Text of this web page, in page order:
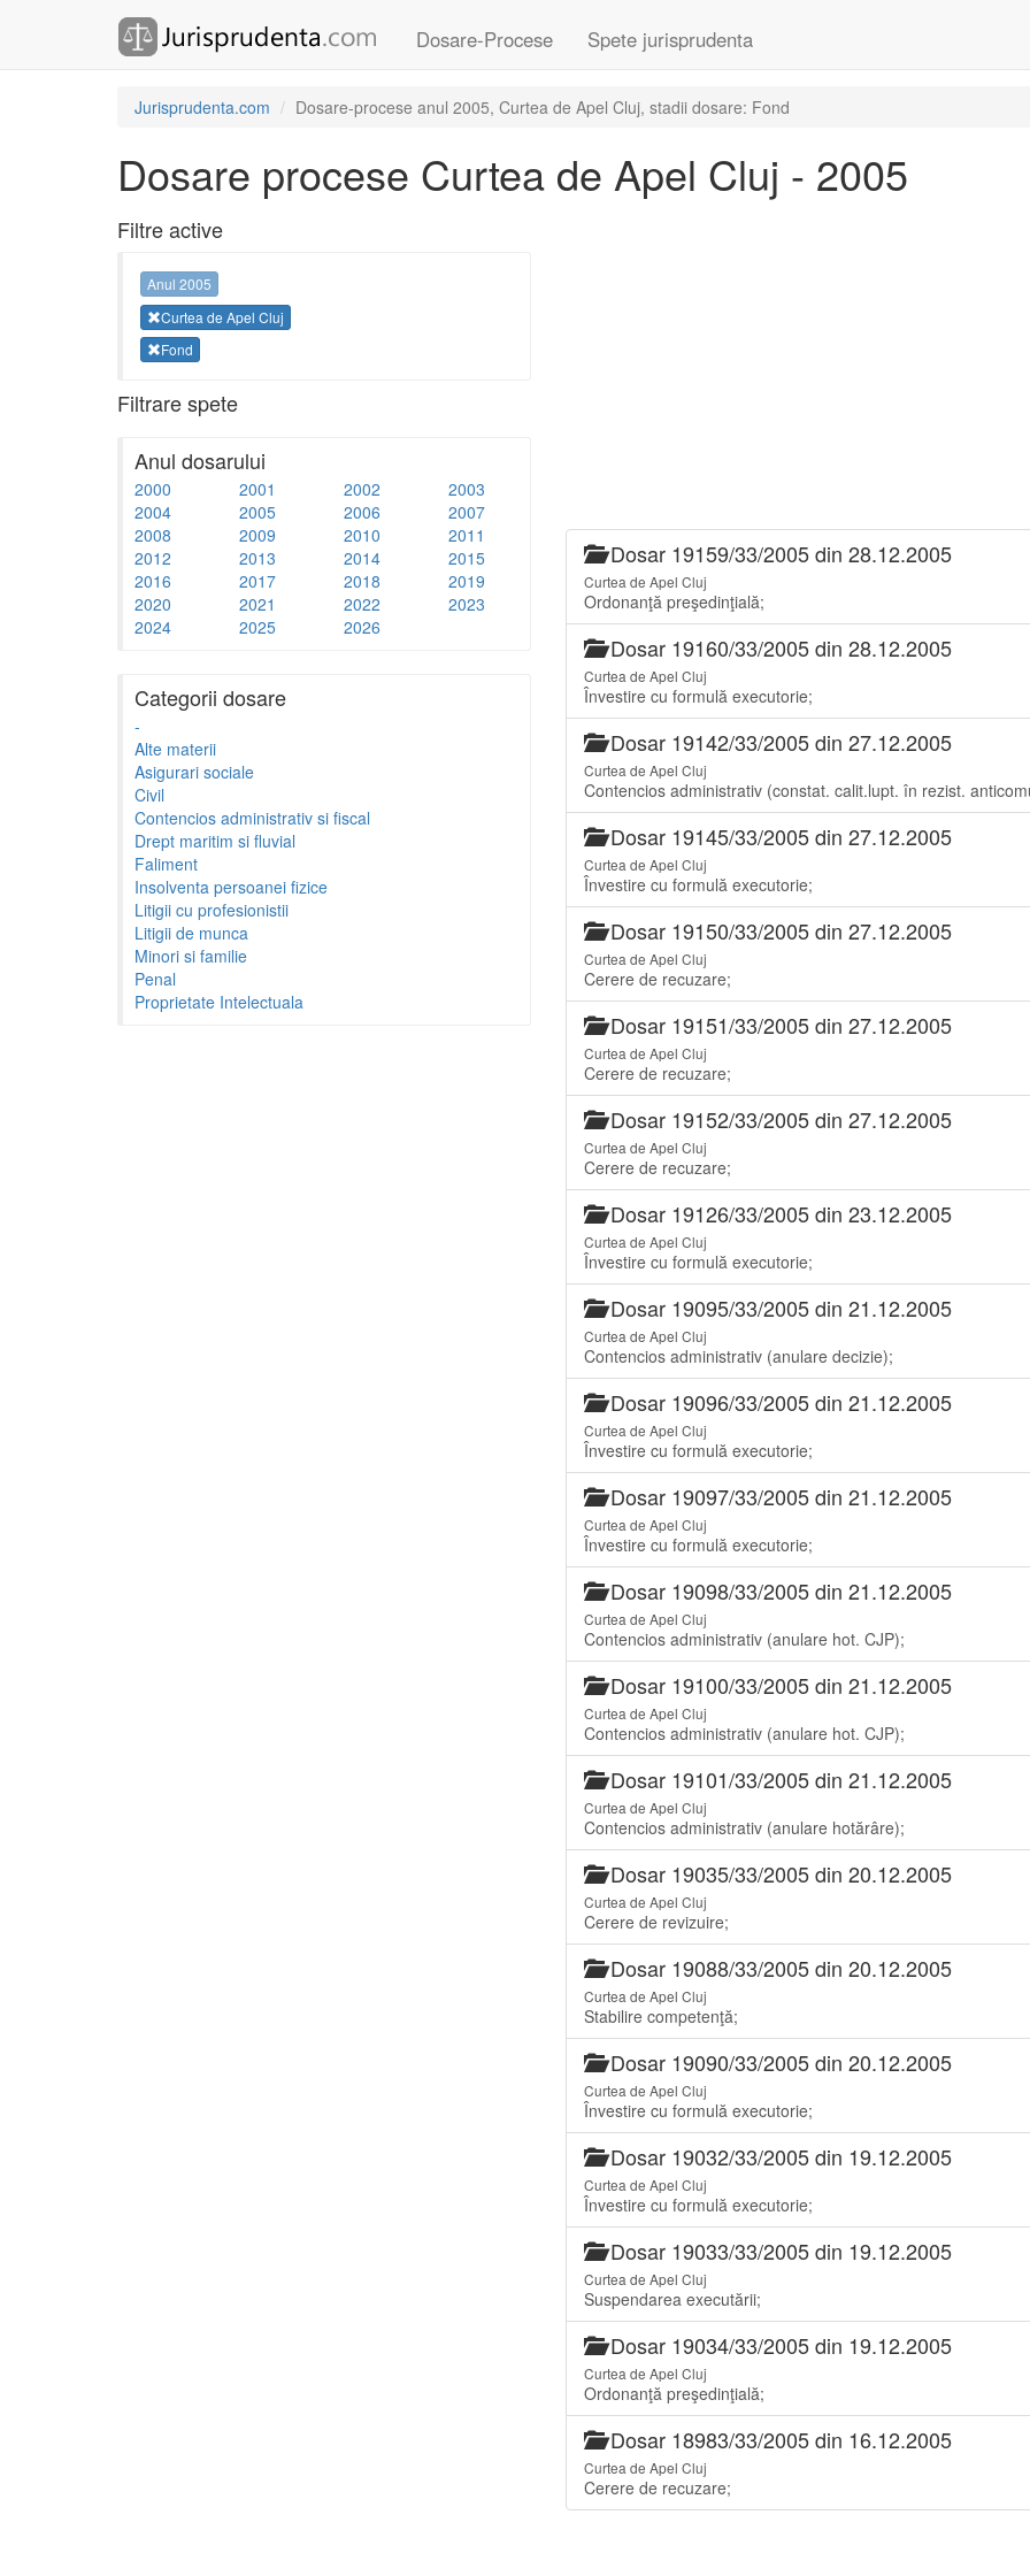
Dosare-Procese Spete jurisprudenta
Jurisprudenta.com Dosare-procese anul 2005, Curtea de Apel Cluj, stadii dosare: Fond
Dosare procese Curtea de Apel Cluj - 2005
Filtre active
Anul 2005
Curtea de Apel Cluj
Fond
Filtrare spete
Anul dosarului
2000 2001 2002
2003
2004
2005 2006
2007
2008
2009 2010
2011
2012
2013 2014
2015
2016
2017 2018
2019
2020
2021 2022
2023
2024
2025 2026
Categorii dosare
-
Alte materii
Asigurari sociale
Civil
Contencios administrativ si fiscal
Drept maritim si fluvial
Faliment
Insolventa persoanei fizice
Litigii cu profesionistii
Litigii de munca
Minori si familie
Penal
Proprietate Intelectuala
Dosar 19159/33/2005 din 28.12.2005
Curtea de Apel Cluj
Ordonanţă preşedinţială;
Dosar 19160/33/2005 din 28.12.2005
Curtea de Apel Cluj
Învestire cu formulă executorie;
Dosar 19142/33/2005 din 27.12.2005
Curtea de Apel Cluj
Contencios administrativ (constat. calit.lupt. în rezist.
Dosar 19145/33/2005 din 27.12.2005
Curtea de Apel Cluj
Învestire cu formulă executorie;
Dosar 19150/33/2005 din 27.12.2005
Curtea de Apel Cluj
Cerere de recuzare;
Dosar 19151/33/2005 din 27.12.2005
Curtea de Apel Cluj
Cerere de recuzare;
Dosar 19152/33/2005 din 27.12.2005
Curtea de Apel Cluj
Cerere de recuzare;
Dosar 19126/33/2005 din 23.12.2005
Curtea de Apel Cluj
Învestire cu formulă executorie;
Dosar 19095/33/2005 din 21.12.2005
Curtea de Apel Cluj
Contencios administrativ (anulare decizie);
Dosar 19096/33/2005 din 21.12.2005
Curtea de Apel Cluj
Învestire cu formulă executorie;
Dosar 19097/33/2005 din 21.12.2005
Curtea de Apel Cluj
Învestire cu formulă executorie;
Dosar 19098/33/2005 din 21.12.2005
Curtea de Apel Cluj
Contencios administrativ (anulare hot. CJP);
Dosar 19100/33/2005 din 21.12.2005
Curtea de Apel Cluj
Contencios administrativ (anulare hot. CJP);
Dosar 19101/33/2005 din 21.12.2005
Curtea de Apel Cluj
Contencios administrativ (anulare hotărâre);
Dosar 19035/33/2005 din 20.12.2005
Curtea de Apel Cluj
Cerere de revizuire;
Dosar 19088/33/2005 din 20.12.2005
Curtea de Apel Cluj
Stabilire competenţă;
Dosar 19090/33/2005 din 20.12.2005
Curtea de Apel Cluj
Învestire cu formulă executorie;
Dosar 19032/33/2005 din 19.12.2005
Curtea de Apel Cluj
Învestire cu formulă executorie;
Dosar 19033/33/2005 din 19.12.2005
Curtea de Apel Cluj
Suspendarea executării;
Dosar 19034/33/2005 din 19.12.2005
Curtea de Apel Cluj
Ordonanţă preşedinţială;
Dosar 18983/33/2005 din 16.12.2005
Curtea de Apel Cluj
Cerere de recuzare;